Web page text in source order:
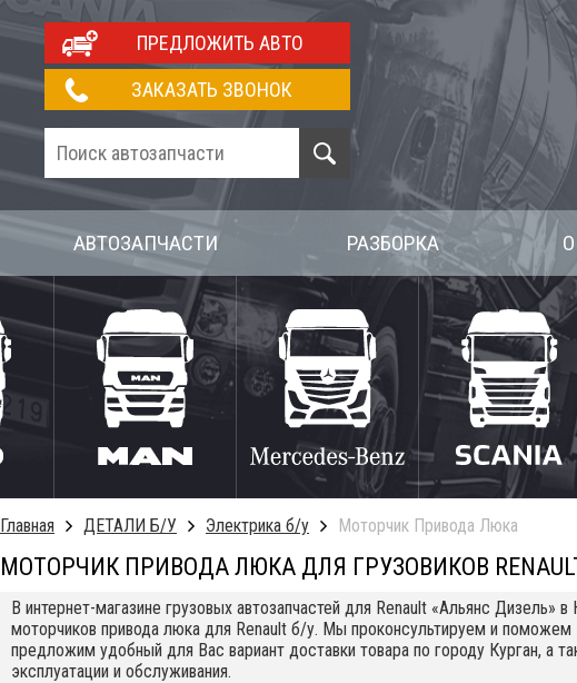
ПРЕДЛОЖИТЬ АВТО
ЗАКАЗАТЬ ЗВОНОК
АВТОЗАПЧАСТИ РАЗБОРКА
Главная ДЕТАЛИ Б/У Электрика б/у Моторчик Привода Люка
МОТОРЧИК ПРИВОДА ЛЮКА ДЛЯ ГРУЗОВИКОВ
В интернет-магазине грузовых автозапчастей для Renault «Альянс Дизель»
моторчиков привода люка для Renault б/у. Мы проконсультируем и
предложим удобный для Вас вариант доставки товара по городу Курган, а
эксплуатации и обслуживания.